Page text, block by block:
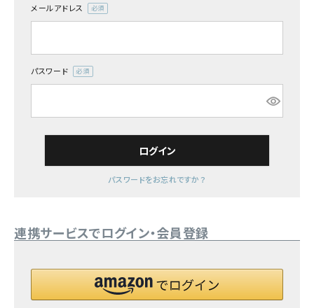
NEW ITEMS
Tシャツ・ロングスリーブ
ジャケット・アウター
ニット帽・ビーニー
その他バッグ類
スニーカー・ブーツ
パンツ・ショーツ
メールアドレス
(必
パスワード
(必
ログイン
パスワードをお忘れですか？
連携サービスでログイン・会員登録